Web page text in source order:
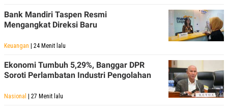
Bank Mandiri Taspen Resmi
Mengangkat Direksi Baru
Keuangan | 24 Menit lalu
Ekonomi Tumbuh 5,29%, Banggar DPR
Soroti Perlambatan Industri Pengolahan
Nasional | 27 Menit lalu